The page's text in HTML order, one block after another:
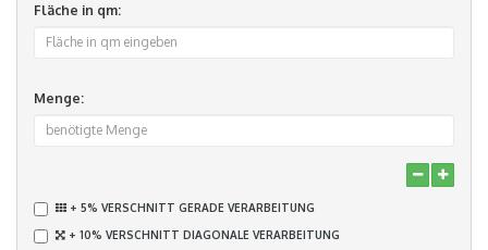
Fläche in qm:
Menge:
+ 5% VERSCHNITT GERADE VERARBEITUNG
+ 10% VERSCHNITT DIAGONALE VERARBEITUNG